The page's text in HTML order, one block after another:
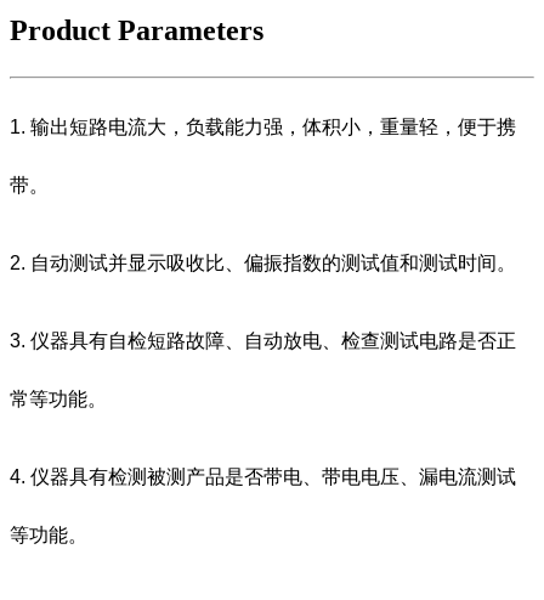
Product Parameters
1. 输出短路电流大，负载能力强，体积小，重量轻，便于携
带。
2. 自动测试并显示吸收比、偏振指数的测试值和测试时间。
3. 仪器具有自检短路故障、自动放电、检查测试电路是否正
常等功能。
4. 仪器具有检测被测产品是否带电、带电电压、漏电流测试
等功能。